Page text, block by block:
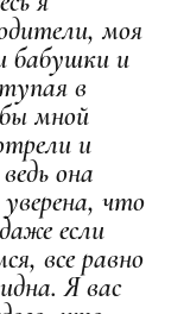
моя
бабушки и
в
мной
и
она
что
если
все равно
Я вас